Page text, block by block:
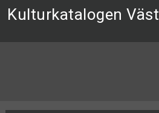
Kulturkatalogen Väst